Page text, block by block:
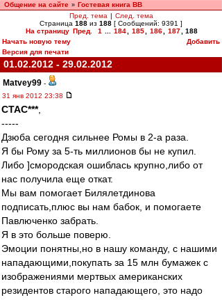
Общение на сайте » Гостевая книга ВВ
Пред. тема | След. тема
Страница 188 из 188 [ Сообщений: 9391 ]
На страницу Пред. 1 184 185 186 187
188
Начать новую тему
Добавить
Версия для печати
01.02.2012 - 29.02.2012
Matvey99 -
31 янв 2012 23:38
CTAC***,
-----
Дзюба сегодня сильнее Ромы в 2-а раза.
Я бы Рому за 5-ть миллионов бы не купил.
Либо ]смородская ошиблась крупно,либо от
нас получила еще откат.
Мы вам помогает Билялетдинова
подписать,плюс вы нам бабок, и помогаете
Павлюченко забрать.
Я в это больше поверю.
Эмоции понятны,но в нашу команду, с нашими
нападающими,покупать за 15 млн бумажек с
изображениями мертвых американских
резидентов старого нападающего, это надо